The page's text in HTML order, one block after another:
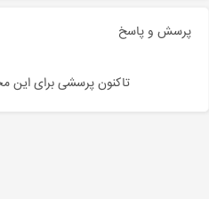
پرسش و پاسخ
تاکنون پرسشی برای